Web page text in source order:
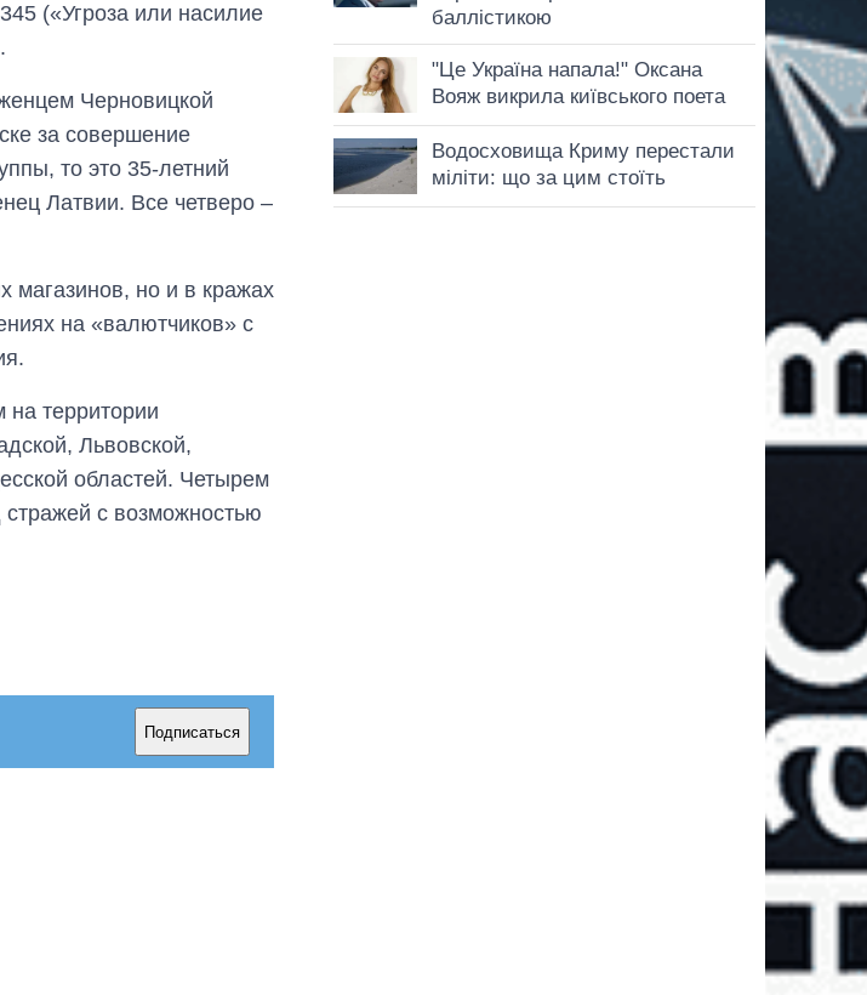
(«Угроза или насилие
Черновицкой
за совершение
то это 35-летний
Латвии. Все четверо –
магазинов, но и в кражах
на «валютчиков» с
на территории
Львовской,
областей. Четырем
с возможностью
Подписаться